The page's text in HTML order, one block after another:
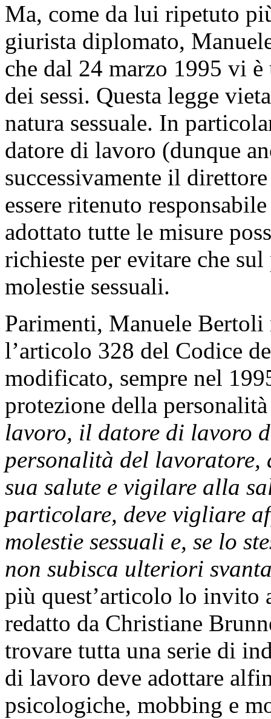
Ma, come da lui ripetuto
giurista diplomato,
che dal 24 marzo 1995 vi
dei sessi. Questa legge
natura sessuale. In
datore di lavoro (dunque
successivamente il
essere ritenuto
adottato tutte le misure
richieste per evitare che
molestie sessuali.
Parimenti, Manuele Bertoli
l’articolo 328 del Codice
modificato, sempre nel
protezione della
lavoro, il datore di lavoro
personalità del
sua salute e vigilare alla
particolare, deve vigliare
molestie sessuali e, se lo
non subisca ulteriori
più quest’articolo lo invito
redatto da Christiane
trovare tutta una serie di
di lavoro deve adottare
psicologiche, mobbing e